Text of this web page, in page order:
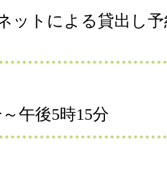
ットによる貸出し
午後5時15分